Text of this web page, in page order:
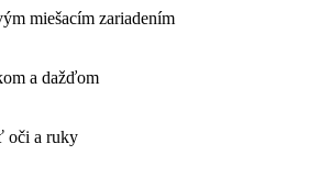
miešacím zariadením
a dažďom
oči a ruky